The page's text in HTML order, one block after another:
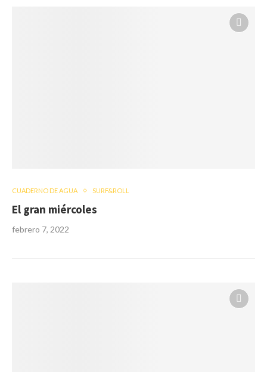
CUADERNO DE AGUA SURF&ROLL
El gran miércoles
febrero 7, 2022